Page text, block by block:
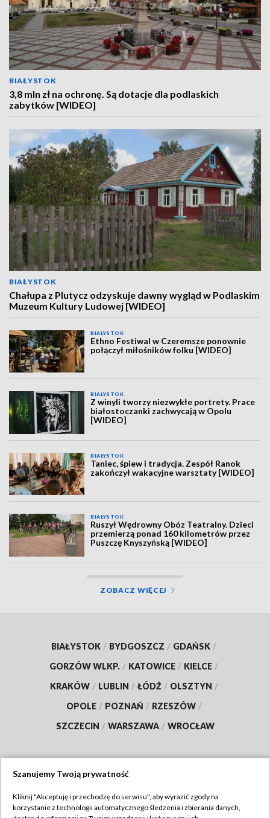
BIAŁYSTOK
3,8 mln zł na ochronę. Są dotacje dla podlaskich
zabytków [WIDEO]
BIAŁYSTOK
Chałupa z Plutycz odzyskuje dawny wygląd w Podlaskim
Muzeum Kultury Ludowej [WIDEO]
BIAŁYSTOK
Ethno Festiwal w Czeremsze ponownie
połączył miłośników folku [WIDEO]
BIAŁYSTOK
Z winyli tworzy niezwykłe portrety. Prace
białostoczanki zachwycają w Opolu
[WIDEO]
BIAŁYSTOK
Taniec, śpiew i tradycja. Zespół Ranok
zakończył wakacyjne warsztaty [WIDEO]
BIAŁYSTOK
Ruszył Wędrowny Obóz Teatralny. Dzieci
przemierzą ponad 160 kilometrów przez
Puszczę Knyszyńską [WIDEO]
ZOBACZ WIĘCEJ
BIAŁYSTOK / BYDGOSZCZ / GDAŃSK /
GORZÓW WLKP. / KATOWICE / KIELCE /
KRAKÓW / LUBLIN / ŁÓDŹ / OLSZTYN /
OPOLE / POZNAŃ / RZESZÓW /
SZCZECIN / WARSZAWA / WROCŁAW
TVP
Szanujemy Twoją prywatność
Kliknij "Akceptuję i przechodzę do serwisu", aby wyrazić zgody na
korzystanie z technologii automatycznego śledzenia i zbierania danych,